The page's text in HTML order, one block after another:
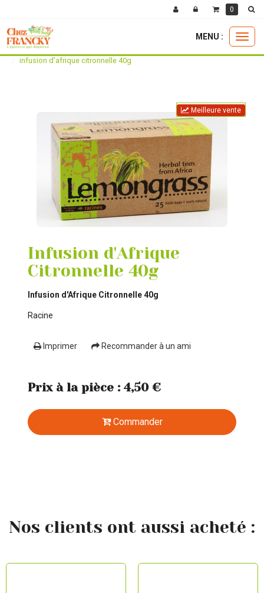
MENU :
la boutique
infusion d'afrique citronnelle 40g
Meilleure vente
Infusion d'Afrique
Citronnelle 40g
Infusion d'Afrique Citronnelle 40g
Racine
Imprimer Recommander à un ami
Prix à la pièce : 4,50 €
Commander
Nos clients ont aussi acheté :
0